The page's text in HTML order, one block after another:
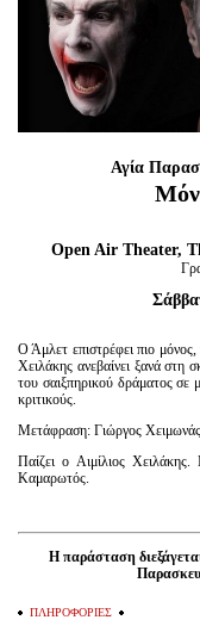
Αγία
Open Air Theater,
Ο Άμλετ επιστρέφει πιο μόνος,
Χειλάκης ανεβαίνει ξανά στη
του σαιξπηρικού δράματος σε
κριτικούς.
Μετάφραση: Γιώργος
Παίζει ο Αιμίλιος
Καμαρωτός.
Η παράσταση
ΠΛΗΡΟΦΟΡΙΕΣ